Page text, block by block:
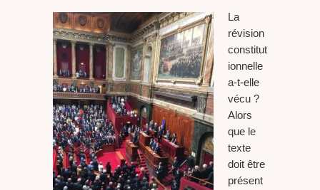
La
révision
constitut
ionnelle
a-t-elle
vécu ?
Alors
que le
texte
doit être
présent